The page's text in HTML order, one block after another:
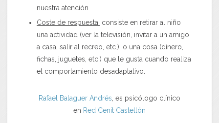
nuestra atención.
Coste de respuesta: consiste en retirar al niño
una actividad (ver la televisión, invitar a un amigo
a casa, salir al recreo, etc.), o una cosa (dinero,
fichas, juguetes, etc.) que le gusta cuando realiza
el comportamiento desadaptativo.
Rafael Balaguer Andrés , es psicólogo clínico
en Red Cenit Castellón